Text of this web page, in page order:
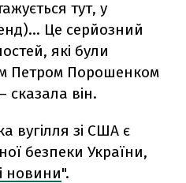
тут, у
Це серйозний
які були
Петром Порошенком
сказала він.
вугілля зі США є
безпеки України,
новини".